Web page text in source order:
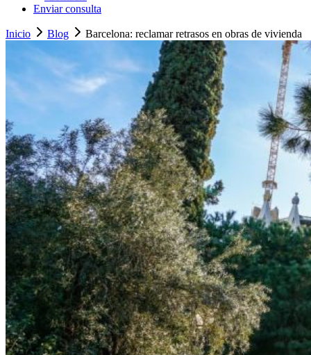
Enviar consulta
Inicio Blog Barcelona: reclamar retrasos en obras de vivienda